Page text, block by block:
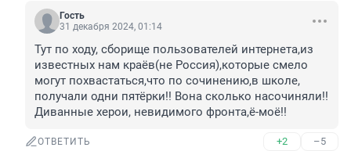
Гость
31 декабря 2024, 01:14
Тут по ходу, сборище пользователей интернета,из
известных нам краёв(не Россия),которые смело
могут похвастаться,что по сочинению,в школе,
получали одни пятёрки!! Вона сколько насочиняли!!
Диванные херои, невидимого фронта,ё-моё!!
ОТВЕТИТЬ +2 –5